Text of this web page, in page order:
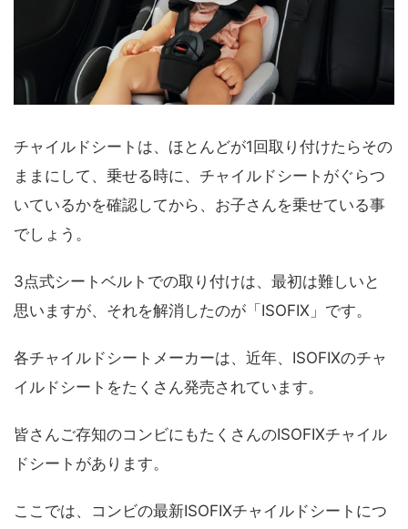
チャイルドシートは、ほとんどが1回取り付けたらその
ままにして、乗せる時に、チャイルドシートがぐらつ
いているかを確認してから、お子さんを乗せている事
でしょう。
3点式シートベルトでの取り付けは、最初は難しいと
思いますが、それを解消したのが「ISOFIX」です。
各チャイルドシートメーカーは、近年、ISOFIXのチャ
イルドシートをたくさん発売されています。
皆さんご存知のコンビにもたくさんのISOFIXチャイル
ドシートがあります。
ここでは、コンビの最新ISOFIXチャイルドシートにつ